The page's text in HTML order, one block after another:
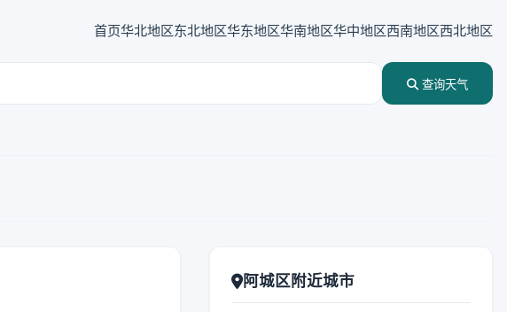
首页华北地区东北地区华东地区华南地区华中地区西南地区西北地区
查询天气
阿城区附近城市